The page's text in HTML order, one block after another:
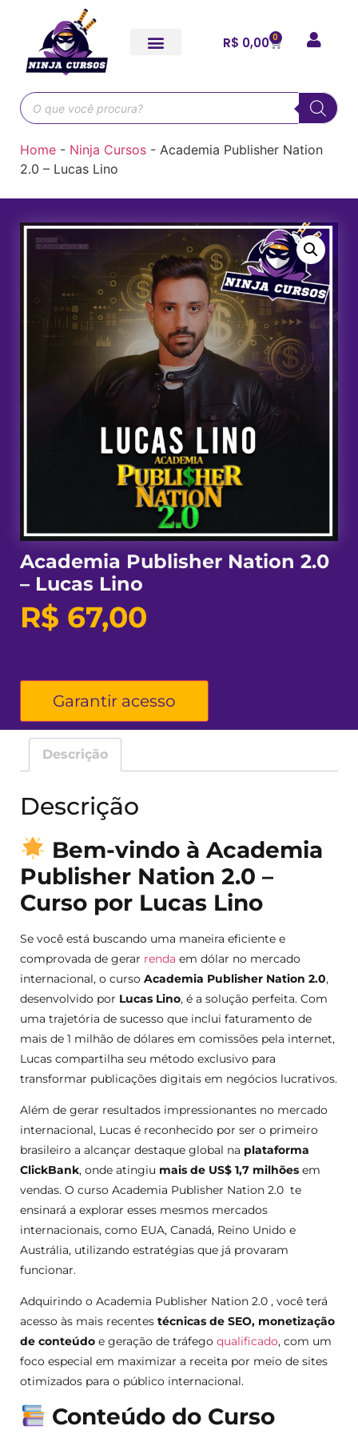
R$ 0,00 0
Home - Ninja Cursos - Academia Publisher Nation
2.0 – Lucas Lino
Academia Publisher Nation 2.0
– Lucas Lino
R$ 67,00
Garantir acesso
Descrição
Descrição
Bem-vindo à Academia
Publisher Nation 2.0 –
Curso por Lucas Lino
Se você está buscando uma maneira eficiente e
comprovada de gerar renda em dólar no mercado
internacional, o curso Academia Publisher Nation 2.0,
desenvolvido por Lucas Lino, é a solução perfeita. Com
uma trajetória de sucesso que inclui faturamento de
mais de 1 milhão de dólares em comissões pela internet,
Lucas compartilha seu método exclusivo para
transformar publicações digitais em negócios lucrativos.
Além de gerar resultados impressionantes no mercado
internacional, Lucas é reconhecido por ser o primeiro
brasileiro a alcançar destaque global na plataforma
ClickBank, onde atingiu mais de US$ 1,7 milhões em
vendas. O curso Academia Publisher Nation 2.0 te
ensinará a explorar esses mesmos mercados
internacionais, como EUA, Canadá, Reino Unido e
Austrália, utilizando estratégias que já provaram
funcionar.
Adquirindo o Academia Publisher Nation 2.0 , você terá
acesso às mais recentes técnicas de SEO, monetização
de conteúdo e geração de tráfego qualificado, com um
foco especial em maximizar a receita por meio de sites
otimizados para o público internacional.
Conteúdo do Curso